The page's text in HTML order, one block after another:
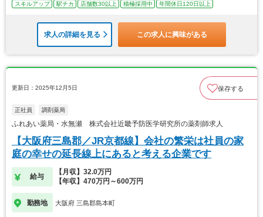
スキルアップ
駅チカ 店舗数30以上 積極採用中 年間休日120日以上
求人の詳細を見る この求人に興味がある
更新日：2025年12月5日 保存する
正社員 調剤薬局
ふれあい薬局・水無瀬 株式会社近畿予防医学研究所の薬剤師求人
【大阪府三島郡／JR京都線】会社の繁栄は社員の家
庭の幸せの延長線上にあると考える企業です
給与
【月収】32.0万円
【年収】470万円～600万円
勤務地 大阪府 三島郡島本町